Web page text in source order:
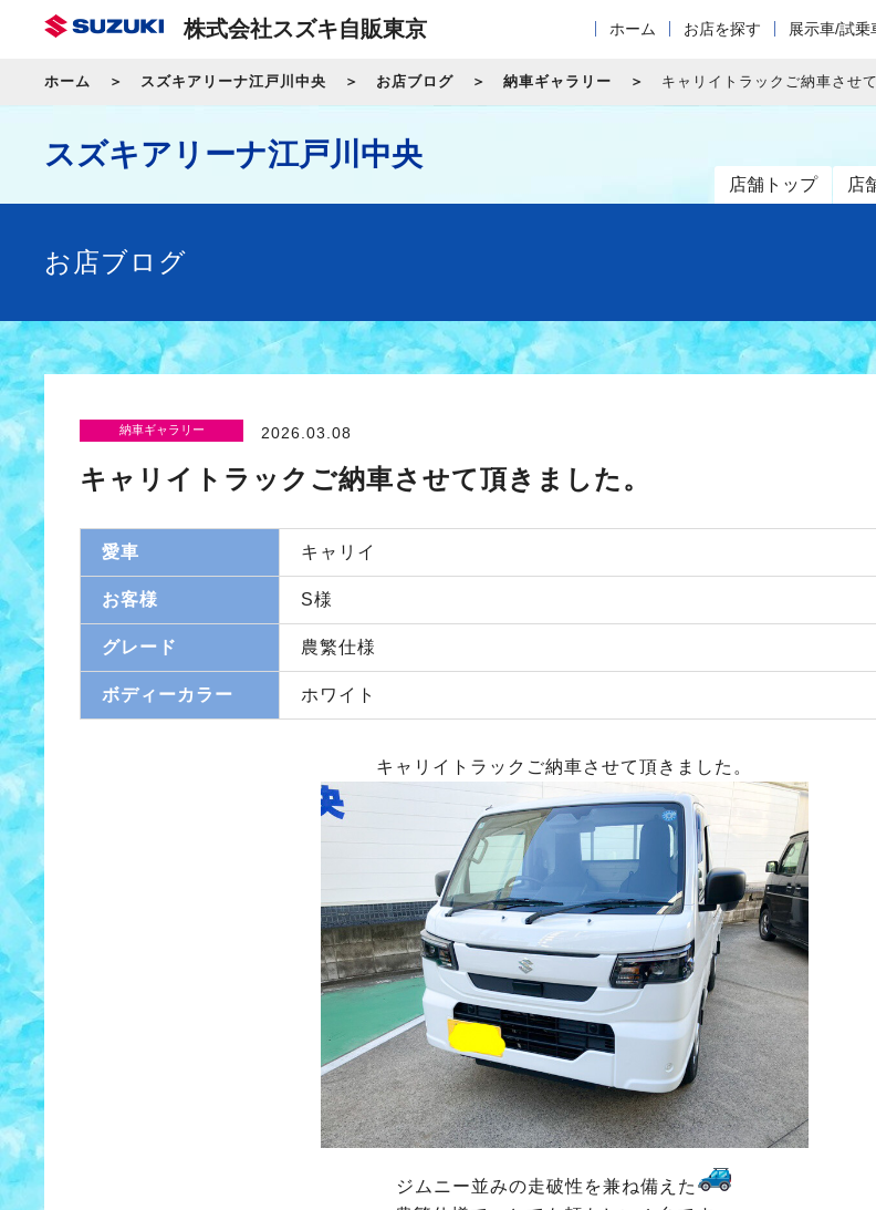
株式会社スズキ自販東京 ホーム お店を探す 展示車/試乗
ホーム スズキアリーナ江戸川中央 お店ブログ 納車ギャラリー キャリイトラックご納車させ
スズキアリーナ江戸川中央
店舗トップ 店
お店ブログ
納車ギャラリー 2026.03.08
キャリイトラックご納車させて頂きました。
愛車 キャリイ
お客様 S様
グレード 農繁仕様
ボディーカラー ホワイト
キャリイトラックご納車させて頂きました。
ジムニー並みの走破性を兼ね備えた